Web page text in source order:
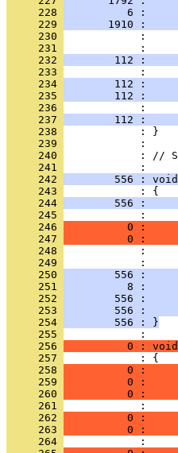
     228
6 :
     229
1910 :
     230
     231
     232
112 :
     233
     234
112 :
     235
112 :
     236
     237
112 :
     238
     239
     240
: //
     241
     242
556 :
     243
     244
556 :
     245
     246
0 :
     247
0 :
     248
     249
     250
556 :
     251
8 :
     252
556 :
     253
556 :
     254
        556 : }
     255
     256
0 :
     257
     258
0 :
     259
0 :
     260
0 :
     261
     262
0 :
     263
0 :
     264